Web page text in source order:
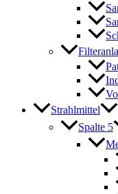
Strahlmittel
Spalte 5